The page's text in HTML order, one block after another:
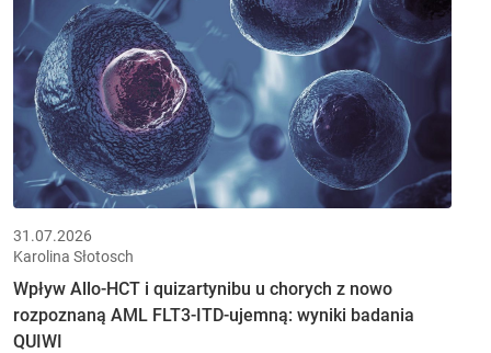
31.07.2026
Karolina Słotosch
Wpływ Allo-HCT i quizartynibu u chorych z nowo
rozpoznaną AML FLT3-ITD-ujemną: wyniki badania
QUIWI